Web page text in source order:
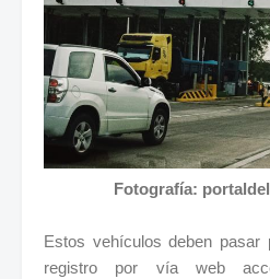
Fotografía:
Estos vehículos deben pasar
registro por vía web